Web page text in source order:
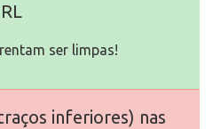
ser limpas!
inferiores) nas